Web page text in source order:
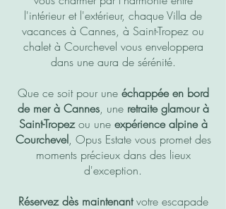
l'intérieur et l'extérieur, chaque Villa de
vacances à Cannes, à Saint-Tropez ou
chalet à Courchevel vous enveloppera
dans une aura de sérénité.
Que ce soit pour une échappée en bord
de mer à Cannes, une retraite glamour à
Saint-Tropezou une expérience alpine à
Courchevel, Opus Estate vous promet des
moments précieux dans des lieux
d'exception.
Réservez dès maintenantvotre escapade